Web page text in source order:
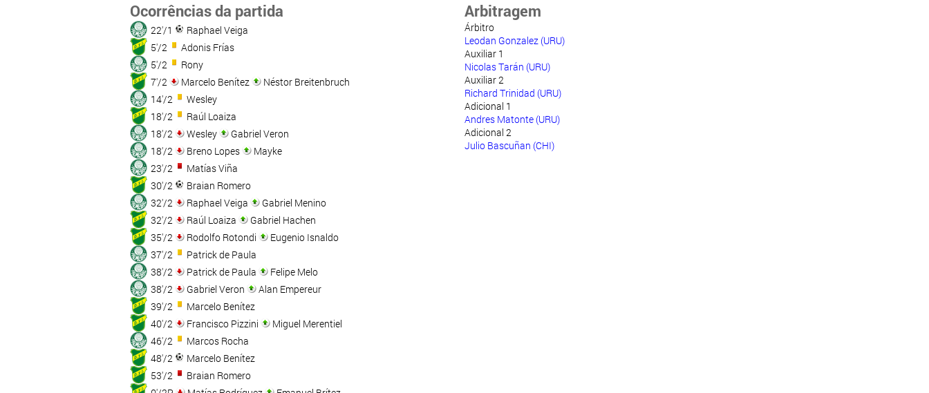
Ocorrências da partida
22'/1
Raphael Veiga
5'/2
Adonis Frías
5'/2
Rony
7'/2
Marcelo Benítez
Néstor Breitenbruch
14'/2
Wesley
18'/2
Raúl Loaiza
18'/2
Wesley
Gabriel Veron
18'/2
Breno Lopes
Mayke
23'/2
Matías Viña
30'/2
Braian Romero
32'/2
Raphael Veiga
Gabriel Menino
32'/2
Raúl Loaiza
Gabriel Hachen
35'/2
Rodolfo Rotondi
Eugenio Isnaldo
37'/2
Patrick de Paula
38'/2
Patrick de Paula
Felipe Melo
38'/2
Gabriel Veron
Alan Empereur
39'/2
Marcelo Benítez
40'/2
Francisco Pizzini
Miguel Merentiel
46'/2
Marcos Rocha
48'/2
Marcelo Benítez
53'/2
Braian Romero
Arbitragem
Árbitro
Leodan Gonzalez (URU)
Auxiliar 1
Nicolas Tarán (URU)
Auxiliar 2
Richard Trinidad (URU)
Adicional 1
Andres Matonte (URU)
Adicional 2
Julio Bascuñan (CHI)